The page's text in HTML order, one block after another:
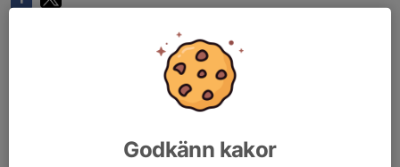
Godkänn kakor